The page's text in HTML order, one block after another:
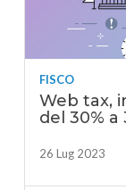
FISCO
Web tax,
del 30% a
26 Lug 2023